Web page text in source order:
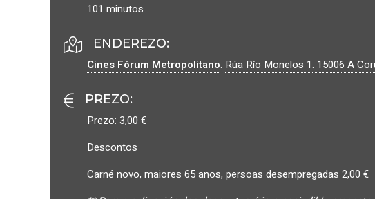
101 minutos
ENDEREZO:
Cines Fórum Metropolitano. Rúa Río Monelos 1. 15006 A
PREZO:
Prezo: 3,00 €
Descontos
Carné novo, maiores 65 anos, persoas desempregadas 2,00 €